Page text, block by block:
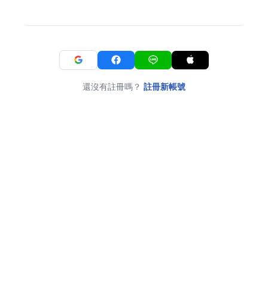
還沒有註冊嗎？ 註冊新帳號